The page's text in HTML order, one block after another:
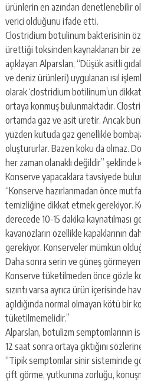
ürünlerin en azından denetlenebilir
verici olduğunu ifade etti.
Clostridium botulinum bakterisinin
ürettiği toksinden kaynaklanan bir
açıklayan Alparslan, “Düşük asitli
ve deniz ürünleri) uygulanan ısıl
olarak ‘clostridium botilinum’un
ortaya konmuş bulunmaktadır.
ortamda gaz ve asit üretir. Ancak
yüzden kutuda gaz genellikle
oluştururlar. Bazen koku da olmaz.
her zaman olanaklı değildir” şeklinde
Konserve yapacaklara tavsiyede
“Konserve hazırlanmadan önce
temizliğine dikkat etmek gerekiyor.
derecede 10-15 dakika kaynatılması
kavanozların özellikle kapaklarının
gerekiyor. Konserveler mümkün
Daha sonra serin ve güneş
Konserve tüketilmeden önce gözle
sızıntı varsa ayrıca ürün içerisinde
açıldığında normal olmayan kötü bir
tüketilmemelidir.”
Alparslan, botulizm semptomlarının
12 saat sonra ortaya çıktığını
“Tipik semptomlar sinir sisteminde
çift görme, yutkunma zorluğu,